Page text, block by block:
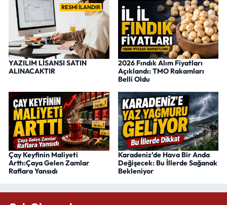
RESMİ İLANDIR
YAZILIM LİSANSI SATIN
ALINACAKTIR
2026 Fındık Alım Fiyatları
Açıklandı: TMO Rakamları
Belli Oldu
Çay Keyfinin Maliyeti
Arttı:Çaya Gelen Zamlar
Raflara Yansıdı
Karadeniz’de Hava Bir Anda
Değişecek: Bu İllerde Sağanak
Bekleniyor